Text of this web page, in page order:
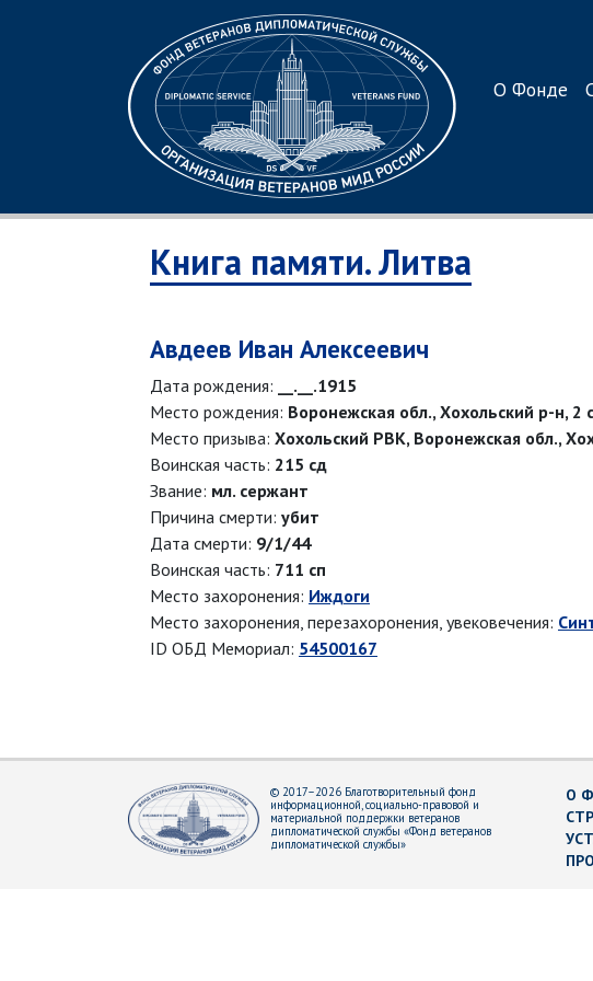
О Фонде
Книга памяти. Литва
Авдеев Иван Алексеевич
Дата рождения:
__.__.1915
Место рождения: Воронежская обл., Хохольский р-н, 2
Место призыва: Хохольский РВК, Воронежская обл.,
Воинская часть: 215 сд
Звание: мл. сержант
Причина смерти: убит
Дата смерти: 9/1/44
Воинская часть: 711 сп
Место захоронения: Иждоги
Место захоронения, перезахоронения, увековечения:
ID ОБД Мемориал: 54500167
© 2017–2026 Благотворительный фонд
информационной, социально-правовой и
материальной поддержки ветеранов
дипломатической службы «Фонд ветеранов
дипломатической службы»
О